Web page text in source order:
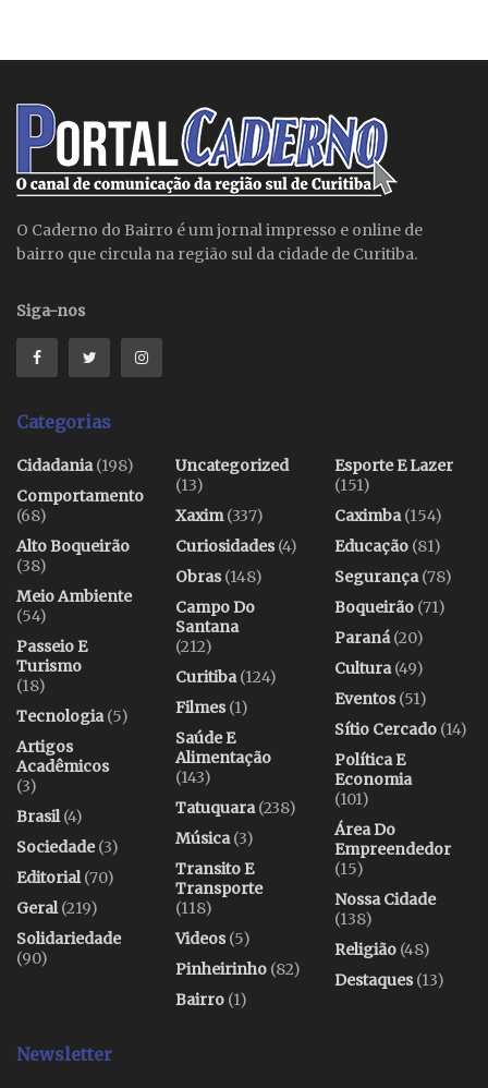
O Caderno do Bairro é um jornal impresso e online de
bairro que circula na região sul da cidade de Curitiba.
Siga-nos
Categorias
Cidadania(198)
Comportamento
(68)
Alto Boqueirão
(38)
Meio Ambiente
(54)
Passeio E
Turismo
(18)
Tecnologia(5)
Artigos
Acadêmicos
(3)
Brasil(4)
Sociedade(3)
Editorial(70)
Geral(219)
Solidariedade
(90)
Uncategorized
(13)
Xaxim(337)
Curiosidades(4)
Obras(148)
Campo Do
Santana
(212)
Curitiba(124)
Filmes(1)
Saúde E
Alimentação
(143)
Tatuquara(238)
Música(3)
Transito E
Transporte
(118)
Videos(5)
Pinheirinho (82)
Bairro (1)
Esporte E Lazer
(151)
Caximba(154)
Educação (81)
Segurança(78)
Boqueirão (71)
Paraná(20)
Cultura(49)
Eventos(51)
Sítio Cercado (14)
Política E
Economia
(101)
Área Do
Empreendedor
(15)
Nossa Cidade
(138)
Religião (48)
Destaques(13)
Newsletter